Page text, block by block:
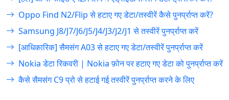
Oppo Find N2/Flip से हटाए गए डेटा/तस्वीरें कैसे पुनर्प्राप्त करें?
Samsung J8/J7/J6/J5/J4/J3/J2/J1 से तस्वीरें पुनर्प्राप्त करें
[आधिकारिक] सैमसंग A03 से हटाए गए डेटा/तस्वीरें पुनर्प्राप्त करें
Nokia डेटा रिकवरी | Nokia फ़ोन पर हटाए गए डेटा को पुनर्प्राप्त करें
कैसे सैमसंग C9 प्रो से हटाई गई तस्वीरें पुनर्प्राप्त करने के लिए